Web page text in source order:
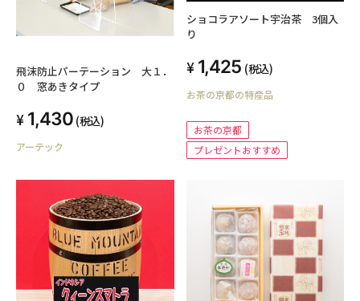
飛沫防止パーテーション 大１．
０ 窓あきタイプ
1,430 (税込)
アーテック
ショコラアソート宇治茶 3個入
り
1,425 (税込)
お茶の京都の特産品
お茶の京都
プレゼントおすすめ